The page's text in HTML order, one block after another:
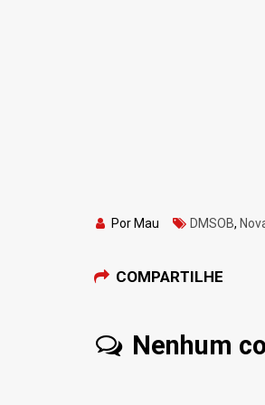
Por Mau DMSOB,
COMPARTILHE
Nenhum